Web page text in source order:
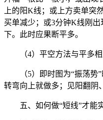
上的阳K线；或上方卖单突
买单减少；或3分钟K线刚
下。此时应果断平多。
（4）平空方法与平多相
（5）即时图为“振荡
转弯向上就做多；见阳翻阴
五、如何做“短线”才能